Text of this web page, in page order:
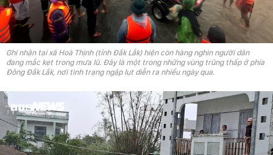
Ghi nhận tại xã Hoà Thịnh (tỉnh Đắk Lắk) hiện còn hàng nghìn người dân
đang mắc kẹt trong mưa lũ. Đây là một trong những vùng trũng thấp ở phía
Đông Đắk Lắk, nơi tình trạng ngập lụt diễn ra nhiều ngày qua.